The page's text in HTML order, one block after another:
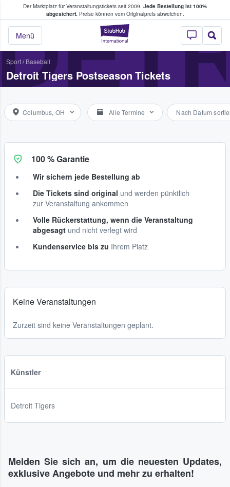
Der Marktplatz für Veranstaltungstickets seit 2009. Jede Bestellung ist 100%
abgesichert.Preise können vom Originalpreis abweichen.
StubHub - Wo
Menü
Tickets kaufen & verkaufen
Sport/ Baseball
Detroit Tigers Postseason Tickets
Columbus, OH Alle Termine Nach Datum
100 % Garantie
Wir sichern jede Bestellung ab
Die Tickets sind original und werden pünktlich
zur Veranstaltung ankommen
Volle Rückerstattung, wenn die Veranstaltung
abgesagt und nicht verlegt wird
Kundenservice bis zu Ihrem Platz
Keine Veranstaltungen
Zurzeit sind keine Veranstaltungen geplant.
Künstler
Detroit Tigers
Melden Sie sich an, um die neuesten Updates,
exklusive Angebote und mehr zu erhalten!